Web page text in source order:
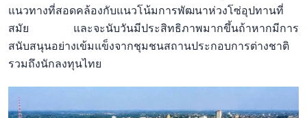
แนวทางที่สอดคล้องกับแนวโน้มการพัฒนาห่วงโซ่อุปทานที่
สมัย และจะนับวันมีประสิทธิภาพมากขึ้นถ้าหากมีการ
สนับสนุนอย่างเข้มแข็งจากชุมชนสถานประกอบการต่างชาติ
รวมถึงนักลงทุนไทย